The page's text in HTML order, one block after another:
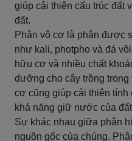
giúp cải thiện cấu trúc đất
đất.
Phân vô cơ là phân được
như kali, photpho và đá
hữu cơ và nhiều chất
dưỡng cho cây trồng
cơ cũng giúp cải thiện tính
khả năng giữ nước của
Sự khác nhau giữa phân
nguồn gốc của chúng.